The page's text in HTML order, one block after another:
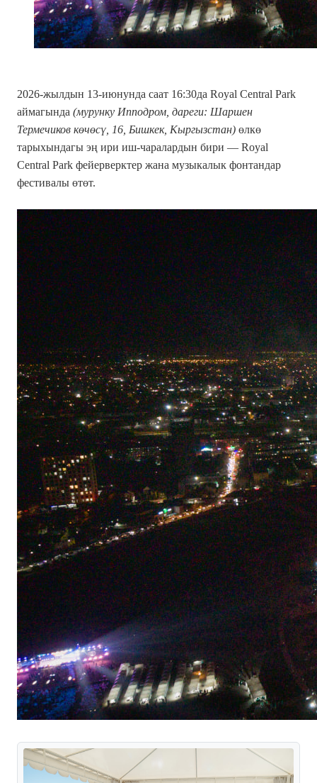
2026-жылдын 13-июнунда саат 16:30да Royal Central Park
аймагында (мурунку Ипподром, дареги: Шаршен
Термечиков көчөсү, 16, Бишкек, Кыргызстан) өлкө
тарыхындагы эң ири иш-чаралардын бири — Royal
Central Park фейерверктер жана музыкалык фонтандар
фестивалы өтөт.